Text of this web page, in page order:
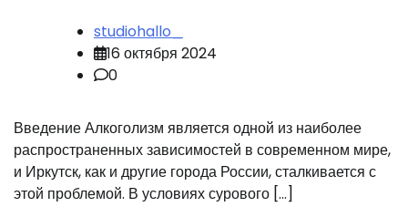
studiohallo_
16 октября 2024
0
Введение Алкоголизм является одной из наиболее
распространенных зависимостей в современном мире,
и Иркутск, как и другие города России, сталкивается с
этой проблемой. В условиях сурового […]